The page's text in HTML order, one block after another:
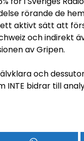
rörande de
ett aktivt sätt att
och indirekt
av Gripen.
och
INTE bidrar till